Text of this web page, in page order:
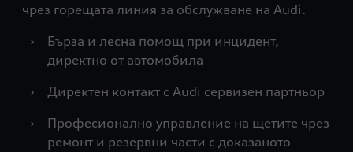
чрез горещата линия за обслужване на Audi.
›
Бърза и лесна помощ при инцидент,
директно от автомобила
›
Директен контакт с Audi сервизен партньор
›
Професионално управление на щетите чрез
ремонт и резервни части с доказаното